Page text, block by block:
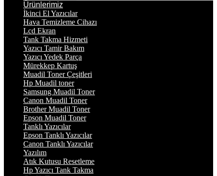
Ürünlerimiz
İkinci El Yazıcılar
Hava Temizleme Cihazı
Lcd Ekran
Tank Takma Hizmeti
Yazıcı Tamir Bakım
Yazıcı Yedek Parça
Mürekkep Kartuş
Muadil Toner Çeşitleri
Hp Muadil toner
Samsung Muadil Toner
Canon Muadil Toner
Brother Muadil Toner
Epson Muadil Toner
Tanklı Yazıcılar
Epson Tanklı Yazıcılar
Canon Tanklı Yazıcılar
Yazılım
Atık Kutusu Resetleme
Hp Yazıcı Tank Takma